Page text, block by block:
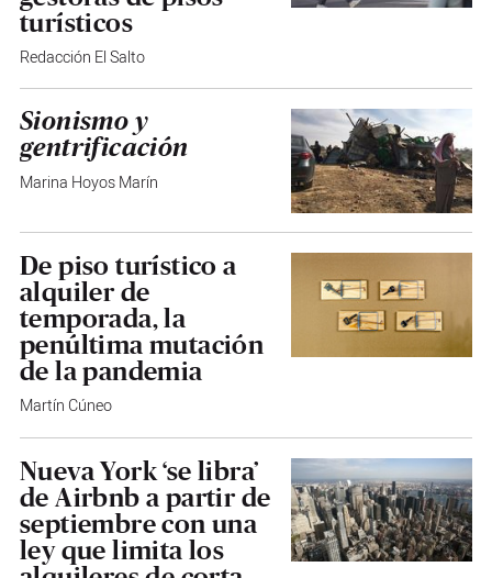
turísticos
Redacción El Salto
Sionismo y
gentrificación
Marina Hoyos Marín
De piso turístico a
alquiler de
temporada, la
penúltima mutación
de la pandemia
Martín Cúneo
Nueva York ‘se libra’
de Airbnb a partir de
septiembre con una
ley que limita los